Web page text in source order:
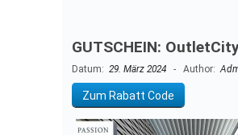
GUTSCHEIN:
Datum: 29. März 2024- Author:
Zum Rabatt Code